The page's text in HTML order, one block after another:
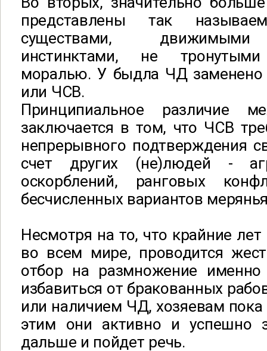
представлены так
существами, движимыми
инстинктами, не
моралью. У быдла ЧД заменено
или ЧСВ.
Принципиальное
заключается в том, что ЧСВ
непрерывного подтверждения
счет других (не)людей -
оскорблений, ранговых
бесчисленных вариантов
Несмотря на то, что крайние
во всем мире, проводится
отбор на размножение
избавиться от бракованных
или наличием ЧД, хозяевам
этим они активно и успешно
дальше и пойдет речь.